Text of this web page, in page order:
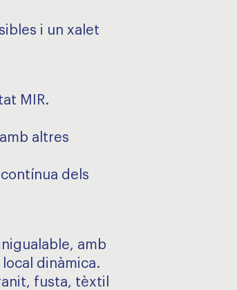
i un xalet
MIR.
altres
dels
amb
dinàmica.
fusta, tèxtil